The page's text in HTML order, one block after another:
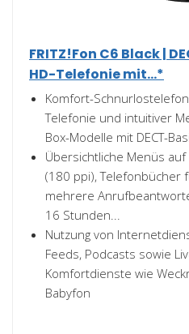
FRITZ!Fon C6 Black |
HD-Telefonie mit...*
Komfort-
Telefonie und intuitiver
Box-Modelle mit DECT-
Übersichtliche Menüs
(180 ppi), Telefonbücher
mehrere
16 Stunden...
Nutzung von
Feeds, Podcasts sowie
Komfortdienste wie
Babyfon